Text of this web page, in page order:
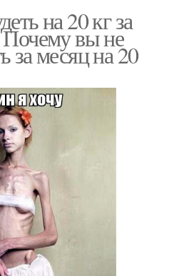
на 20 кг за
вы не
за месяц на 20